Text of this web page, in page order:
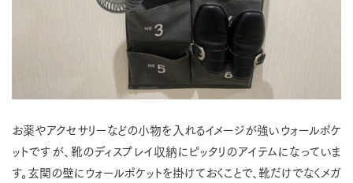
お薬やアクセサリーなどの小物を入れるイメージが強いウォールポケ
ットですが、靴のディスプレイ収納にピッタリのアイテムになっていま
す。玄関の壁にウォールポケットを掛けておくことで、靴だけでなくメガ